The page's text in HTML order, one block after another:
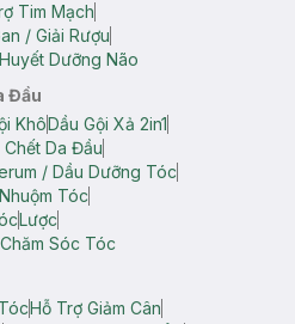
Tim Mạch
/ Giải Rượu
Dưỡng Não
Đầu
KhôDầu Gội Xả 2in1
Da Đầu
/ Dầu Dưỡng Tóc
Tóc
Lược
Sóc Tóc
Hỗ Trợ Giảm Cân